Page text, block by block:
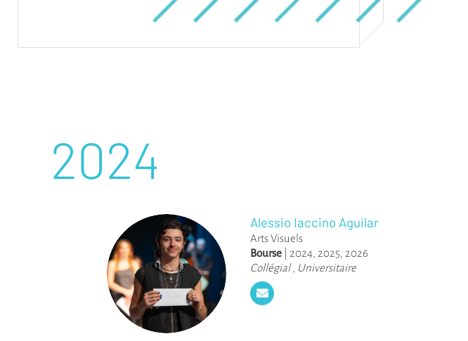
2024
Alessio Iaccino Aguilar
Arts Visuels
Bourse
2024 2025 2026
Collégial, Universitaire